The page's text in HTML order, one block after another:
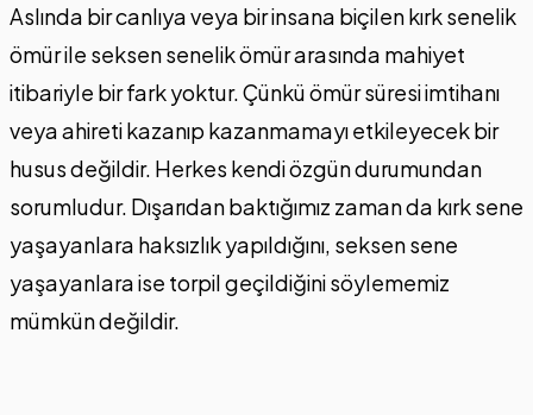
Aslında bir canlıya veya bir insana biçilen kırk senelik
ömür ile seksen senelik ömür arasında mahiyet
itibariyle bir fark yoktur. Çünkü ömür süresi imtihanı
veya ahireti kazanıp kazanmamayı etkileyecek bir
husus değildir. Herkes kendi özgün durumundan
sorumludur. Dışarıdan baktığımız zaman da kırk sene
yaşayanlara haksızlık yapıldığını, seksen sene
yaşayanlara ise torpil geçildiğini söylememiz
mümkün değildir.